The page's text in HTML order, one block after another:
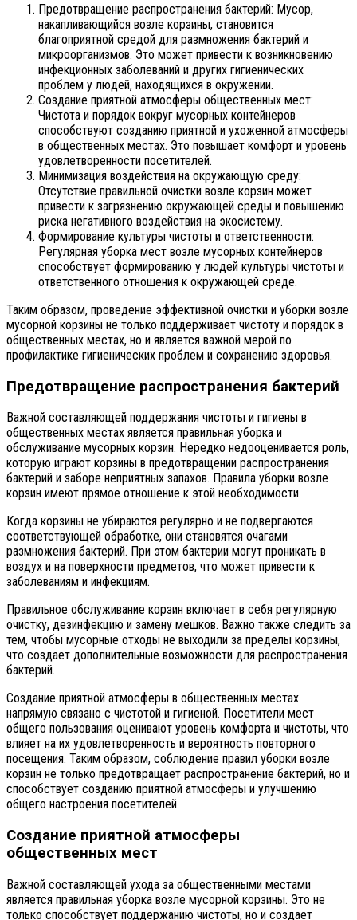
Предотвращение распространения бактерий: Мусор,
накапливающийся возле корзины, становится
благоприятной средой для размножения бактерий и
микроорганизмов. Это может привести к возникновению
инфекционных заболеваний и других гигиенических
проблем у людей, находящихся в окружении.
Создание приятной атмосферы общественных мест:
Чистота и порядок вокруг мусорных контейнеров
способствуют созданию приятной и ухоженной атмосферы
в общественных местах. Это повышает комфорт и уровень
удовлетворенности посетителей.
Минимизация воздействия на окружающую среду:
Отсутствие правильной очистки возле корзин может
привести к загрязнению окружающей среды и повышению
риска негативного воздействия на экосистему.
Формирование культуры чистоты и ответственности:
Регулярная уборка мест возле мусорных контейнеров
способствует формированию у людей культуры чистоты и
ответственного отношения к окружающей среде.
Таким образом, проведение эффективной очистки и уборки возле
мусорной корзины не только поддерживает чистоту и порядок в
общественных местах, но и является важной мерой по
профилактике гигиенических проблем и сохранению здоровья.
Предотвращение распространения бактерий
Важной составляющей поддержания чистоты и гигиены в
общественных местах является правильная уборка и
обслуживание мусорных корзин. Нередко недооценивается роль,
которую играют корзины в предотвращении распространения
бактерий и заборе неприятных запахов. Правила уборки возле
корзин имеют прямое отношение к этой необходимости.
Когда корзины не убираются регулярно и не подвергаются
соответствующей обработке, они становятся очагами
размножения бактерий. При этом бактерии могут проникать в
воздух и на поверхности предметов, что может привести к
заболеваниям и инфекциям.
Правильное обслуживание корзин включает в себя регулярную
очистку, дезинфекцию и замену мешков. Важно также следить за
тем, чтобы мусорные отходы не выходили за пределы корзины,
что создает дополнительные возможности для распространения
бактерий.
Создание приятной атмосферы в общественных местах
напрямую связано с чистотой и гигиеной. Посетители мест
общего пользования оценивают уровень комфорта и чистоты, что
влияет на их удовлетворенность и вероятность повторного
посещения. Таким образом, соблюдение правил уборки возле
корзин не только предотвращает распространение бактерий, но и
способствует созданию приятной атмосферы и улучшению
общего настроения посетителей.
Создание приятной атмосферы
общественных мест
Важной составляющей ухода за общественными местами
является правильная уборка возле мусорной корзины. Это не
только способствует поддержанию чистоты, но и создает